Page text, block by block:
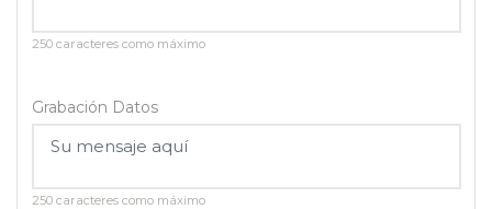
250 caracteres como máximo
Grabación Datos
250 caracteres como máximo